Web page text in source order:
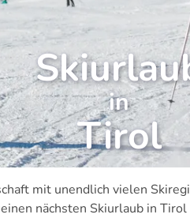
in
Tirol
mit unendlich vielen
nächsten Skiurlaub in